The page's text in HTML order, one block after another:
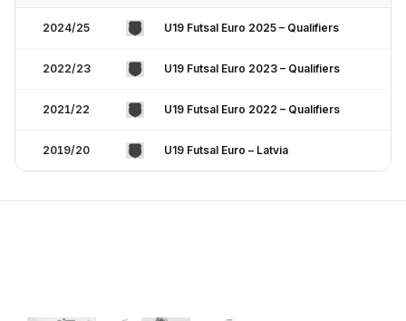
2024/25 U19 Futsal Euro 2025 – Qualifiers
2022/23 U19 Futsal Euro 2023 – Qualifiers
2021/22 U19 Futsal Euro 2022 – Qualifiers
2019/20 U19 Futsal Euro – Latvia